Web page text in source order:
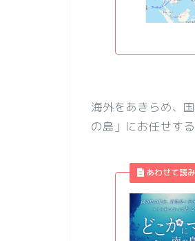
海外をあきらめ、
の島」にお任せす